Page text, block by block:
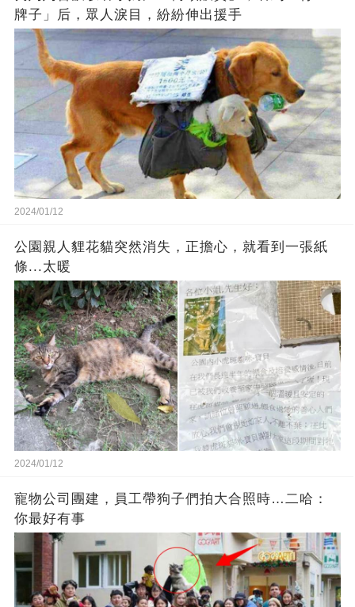
牌子」后，眾人淚目，紛紛伸出援手
2024/01/12
公園親人貍花貓突然消失，正擔心，就看到一張紙
條...太暖
2024/01/12
寵物公司團建，員工帶狗子們拍大合照時…二哈：
你最好有事